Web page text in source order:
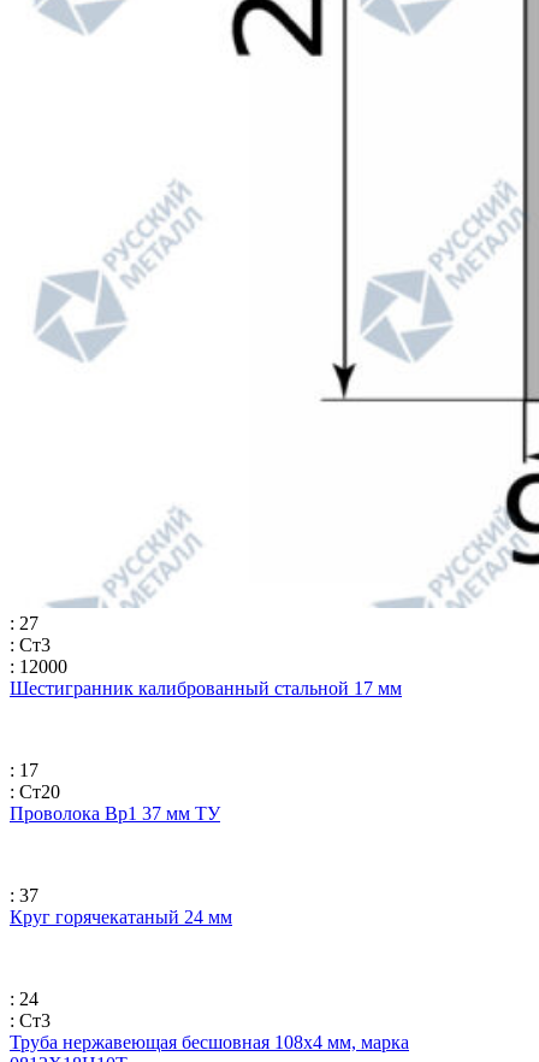
: 27
: Ст3
: 12000
Шестигранник калиброванный стальной 17 мм
: 17
: Ст20
Проволока Вр1 37 мм ТУ
: 37
Круг горячекатаный 24 мм
: 24
: Ст3
Труба нержавеющая бесшовная 108х4 мм, марка